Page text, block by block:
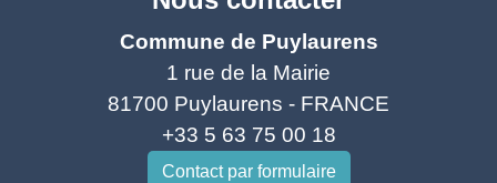
Commune de Puylaurens
1 rue de la Mairie
81700 Puylaurens - FRANCE
+33 5 63 75 00 18
Contact par formulaire